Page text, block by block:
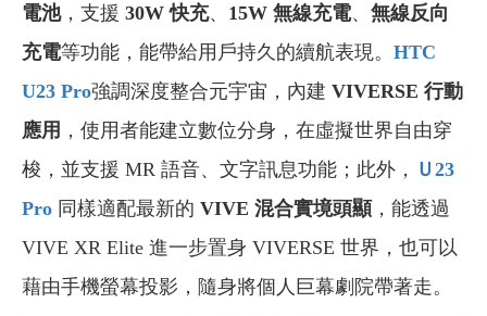
電池，支援 30W 快充、 15W 無線充電、 無線反向
充電等功能，能帶給用戶持久的續航表現。 HTC
U23 Pro強調深度整合元宇宙，內建 VIVERSE 行動
應用 ，使用者能建立數位分身，在虛擬世界自由穿
梭，並支援 MR 語音、文字訊息功能；此外， Ｕ23
Pro 同樣適配最新的 VIVE 混合實境頭顯，能透過
VIVE XR Elite 進一步置身 VIVERSE 世界，也可以
藉由手機螢幕投影，隨身將個人巨幕劇院帶著走。